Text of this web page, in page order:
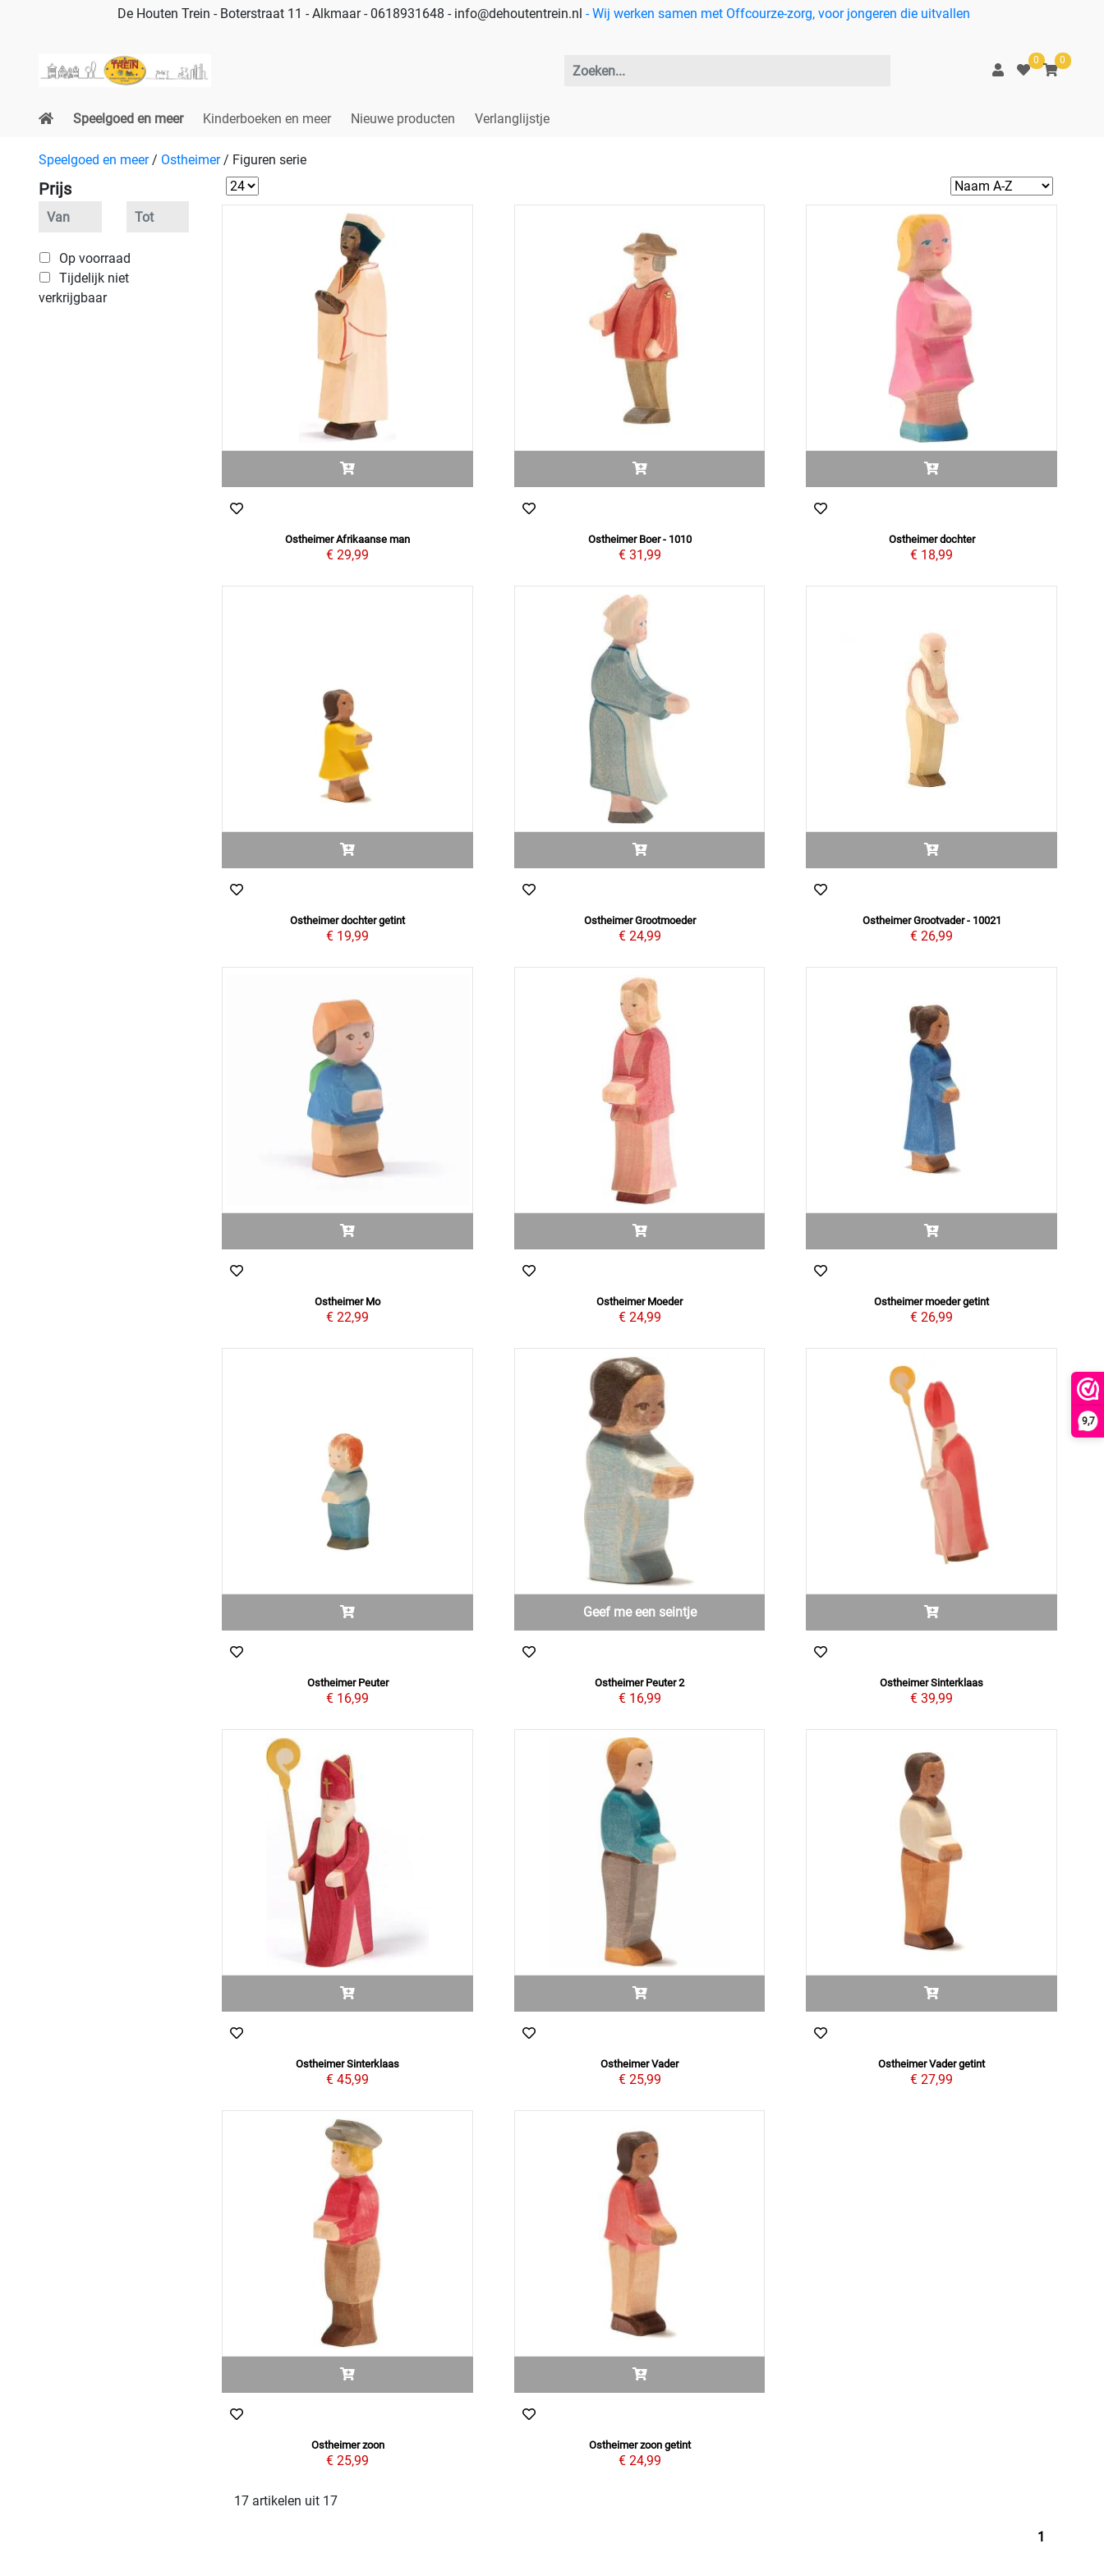
9,7
De Houten Trein - Boterstraat 11 - Alkmaar - 0618931648 - info@dehoutentrein.nl - Wij werken samen met Offcourze-zorg, voor jongeren die uitvallen
0 0
Speelgoed en meer Kinderboeken en meer Nieuwe producten Verlanglijstje
Speelgoed en meer / Ostheimer / Figuren serie
Prijs
Op voorraad
Tijdelijk niet
verkrijgbaar
Ostheimer Afrikaanse man
€ 29,99
Ostheimer Boer - 1010
€ 31,99
Ostheimer dochter
€ 18,99
Ostheimer dochter getint
€ 19,99
Ostheimer Grootmoeder
€ 24,99
Ostheimer Grootvader - 10021
€ 26,99
Ostheimer Mo
€ 22,99
Ostheimer Moeder
€ 24,99
Ostheimer moeder getint
€ 26,99
Ostheimer Peuter
€ 16,99
Geef me een seintje
Ostheimer Peuter 2
€ 16,99
Ostheimer Sinterklaas
€ 39,99
Ostheimer Sinterklaas
€ 45,99
Ostheimer Vader
€ 25,99
Ostheimer Vader getint
€ 27,99
Ostheimer zoon
€ 25,99
Ostheimer zoon getint
€ 24,99
17 artikelen uit 17
1